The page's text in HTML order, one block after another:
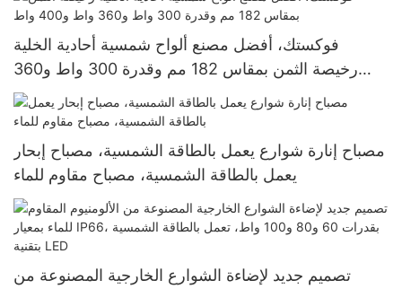
و10.2 كيلوواط لأنظمة الطاقة الشمسية.
فوكستك، أفضل مصنع ألواح شمسية أحادية الخلية
رخيصة الثمن بمقاس 182 مم وقدرة 300 واط و360
واط و400 واط
مصباح إنارة شوارع يعمل بالطاقة الشمسية، مصباح إبحار
يعمل بالطاقة الشمسية، مصباح مقاوم للماء
تصميم جديد لإضاءة الشوارع الخارجية المصنوعة من